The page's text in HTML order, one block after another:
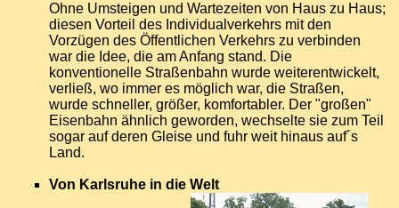
Ohne Umsteigen und Wartezeiten von Haus zu Haus;
diesen Vorteil des Individualverkehrs mit den
Vorzügen des Öffentlichen Verkehrs zu verbinden
war die Idee, die am Anfang stand. Die
konventionelle Straßenbahn wurde weiterentwickelt,
verließ, wo immer es möglich war, die Straßen,
wurde schneller, größer, komfortabler. Der "großen"
Eisenbahn ähnlich geworden, wechselte sie zum Teil
sogar auf deren Gleise und fuhr weit hinaus auf´s
Land.
Von Karlsruhe in die Welt